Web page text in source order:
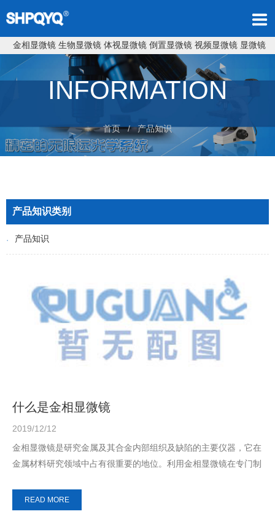
金相显微镜 生物显微镜 体视显微镜 倒置显微镜 视频显微镜 显微镜
INFORMATION
首页/ 产品知识
产品知识类别
产品知识
什么是金相显微镜
2019/12/12
金相显微镜是研究金属及其合金内部组织及缺陷的主要仪器，它在
金属材料研究领域中占有很重要的地位。利用金相显微镜在专门制
READ MORE